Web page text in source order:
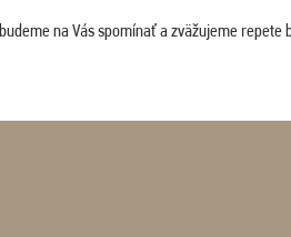
na Vás spomínať a zväžujeme repete